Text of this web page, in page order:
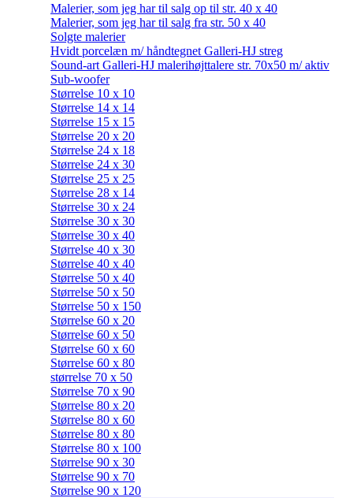
Malerier, som jeg har til salg op til str. 40 x 40
Malerier, som jeg har til salg fra str. 50 x 40
Solgte malerier
Hvidt porcelæn m/ håndtegnet Galleri-HJ streg
Sound-art Galleri-HJ malerihøjttalere str. 70x50 m/ aktiv
Sub-woofer
Størrelse 10 x 10
Størrelse 14 x 14
Størrelse 15 x 15
Størrelse 20 x 20
Størrelse 24 x 18
Størrelse 24 x 30
Størrelse 25 x 25
Størrelse 28 x 14
Størrelse 30 x 24
Størrelse 30 x 30
Størrelse 30 x 40
Størrelse 40 x 30
Størrelse 40 x 40
Størrelse 50 x 40
Størrelse 50 x 50
Størrelse 50 x 150
Størrelse 60 x 20
Størrelse 60 x 50
Størrelse 60 x 60
Størrelse 60 x 80
størrelse 70 x 50
Størrelse 70 x 90
Størrelse 80 x 20
Størrelse 80 x 60
Størrelse 80 x 80
Størrelse 80 x 100
Størrelse 90 x 30
Størrelse 90 x 70
Størrelse 90 x 120